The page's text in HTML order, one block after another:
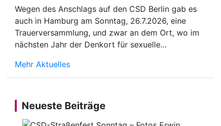
Wegen des Anschlags auf den CSD Berlin gab es
auch in Hamburg am Sonntag, 26.7.2026, eine
Trauerversammlung, und zwar an dem Ort, wo im
nächsten Jahr der Denkort für sexuelle…
Mehr Aktuelles
Neueste Beiträge